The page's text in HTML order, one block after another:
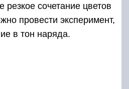
резкое сочетание цветов
провести эксперимент,
в тон наряда.